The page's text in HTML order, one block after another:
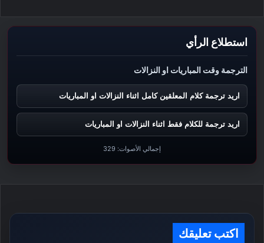
استطلاع الرأي
الترجمة وقت المباريات او النزالات
اريد ترجمة كلام المعلقين كامل اثناء النزالات او المباريات
اريد ترجمة للكلام فقط اثناء النزالات او المباريات
إجمالي الأصوات: 329
اكتب تعليقك